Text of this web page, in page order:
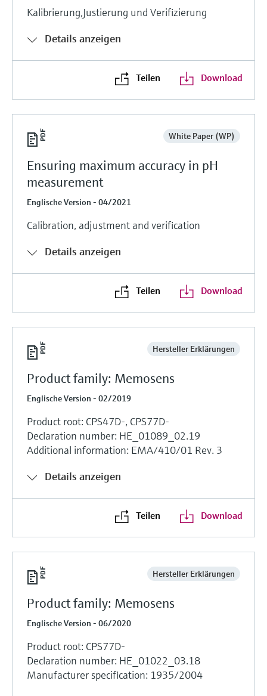
Kalibrierung,Justierung und Verifizierung
Details anzeigen
Teilen Download
White Paper (WP)
Ensuring maximum accuracy in pH
measurement
Englische Version - 04/2021
Calibration, adjustment and verification
Details anzeigen
Teilen Download
Hersteller Erklärungen
Product family: Memosens
Englische Version - 02/2019
Product root: CPS47D-, CPS77D-
Declaration number: HE_01089_02.19
Additional information: EMA/410/01 Rev. 3
Details anzeigen
Teilen Download
Hersteller Erklärungen
Product family: Memosens
Englische Version - 06/2020
Product root: CPS77D-
Declaration number: HE_01022_03.18
Manufacturer specification: 1935/2004